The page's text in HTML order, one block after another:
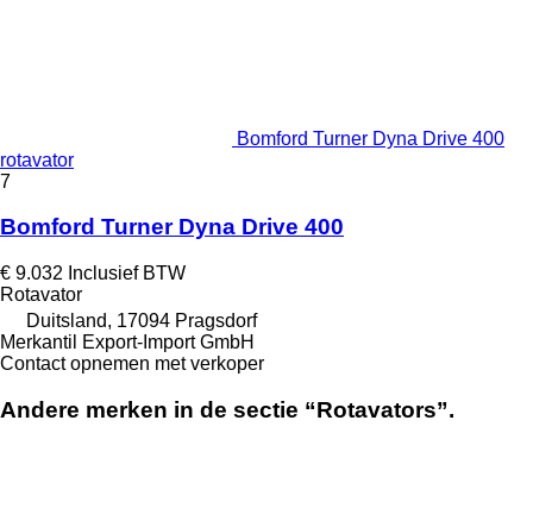
Bomford Turner Dyna Drive 400
rotavator
7
Bomford Turner Dyna Drive 400
€ 9.032 Inclusief BTW
Rotavator
Duitsland, 17094 Pragsdorf
Merkantil Export-Import GmbH
Contact opnemen met verkoper
Andere merken in de sectie “Rotavators”.